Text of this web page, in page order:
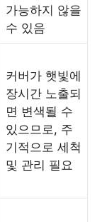
가능하지 않을
수 있음
커버가 햇빛에
장시간 노출되
면 변색될 수
있으므로, 주
기적으로 세척
및 관리 필요